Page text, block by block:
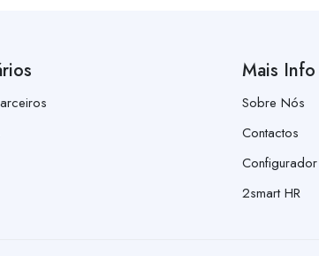
Mais Info
Sobre Nós
Contactos
Configurador
2smart HR